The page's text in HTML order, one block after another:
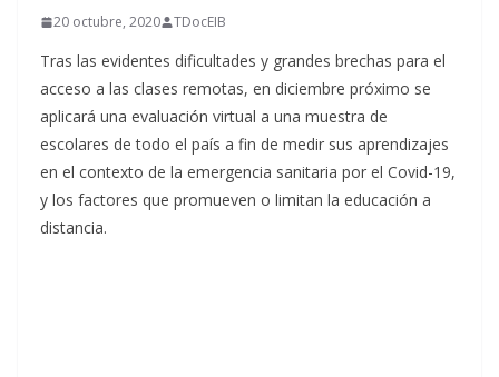
20 octubre, 2020 TDocEIB
Tras las evidentes dificultades y grandes brechas para el
acceso a las clases remotas, en diciembre próximo se
aplicará una evaluación virtual a una muestra de
escolares de todo el país a fin de medir sus aprendizajes
en el contexto de la emergencia sanitaria por el Covid-19,
y los factores que promueven o limitan la educación a
distancia.